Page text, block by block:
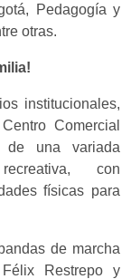
Pedagogía y
otras.
institucionales,
Comercial
de una variada
con
físicas para
de marcha
Restrepo y